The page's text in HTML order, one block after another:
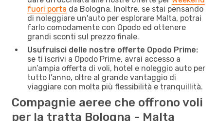
fuori porta da Bologna. Inoltre, se stai pensando
di noleggiare un'auto per esplorare Malta, potrai
farlo comodamente con Opodo ed ottenere
grandi sconti sul prezzo finale.
Usufruisci delle nostre offerte Opodo Prime:
se ti iscrivi a Opodo Prime, avrai accesso a
un’ampia offerta di voli, hotel e noleggio auto per
tutto l'anno, oltre al grande vantaggio di
viaggiare con molta più flessibilità e tranquillità.
Compagnie aeree che offrono voli
per la tratta Bologna - Malta